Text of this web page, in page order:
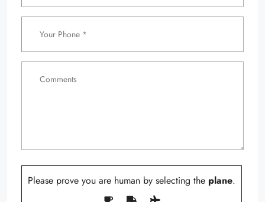
Please prove you are human by selecting the plane.